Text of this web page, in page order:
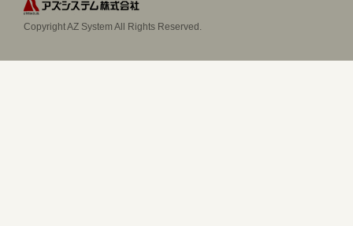
Copyright AZ System All Rights Reserved.